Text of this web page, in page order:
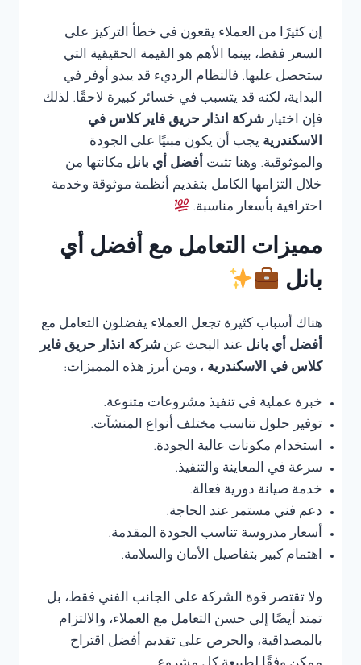
إن كثيرًا من العملاء يقعون في خطأ التركيز على
السعر فقط، بينما الأهم هو القيمة الحقيقية التي
ستحصل عليها. فالنظام الرديء قد يبدو أوفر في
البداية، لكنه قد يتسبب في خسائر كبيرة لاحقًا. لذلك
فإن اختيار شركة انذار حريق فاير كلاس في
الاسكندرية يجب أن يكون مبنيًا على الجودة
والموثوقية. وهنا تثبت أفضل أي بانل مكانتها من
خلال التزامها الكامل بتقديم أنظمة موثوقة وخدمة
احترافية بأسعار مناسبة.
مميزات التعامل مع أفضل أي
بانل
هناك أسباب كثيرة تجعل العملاء يفضلون التعامل مع
أفضل أي بانل عند البحث عن شركة انذار حريق فاير
كلاس في الاسكندرية ، ومن أبرز هذه المميزات:
خبرة عملية في تنفيذ مشروعات متنوعة.
توفير حلول تناسب مختلف أنواع المنشآت.
استخدام مكونات عالية الجودة.
سرعة في المعاينة والتنفيذ.
خدمة صيانة دورية فعالة.
دعم فني مستمر عند الحاجة.
أسعار مدروسة تناسب الجودة المقدمة.
اهتمام كبير بتفاصيل الأمان والسلامة.
ولا تقتصر قوة الشركة على الجانب الفني فقط، بل
تمتد أيضًا إلى حسن التعامل مع العملاء، والالتزام
بالمصداقية، والحرص على تقديم أفضل اقتراح